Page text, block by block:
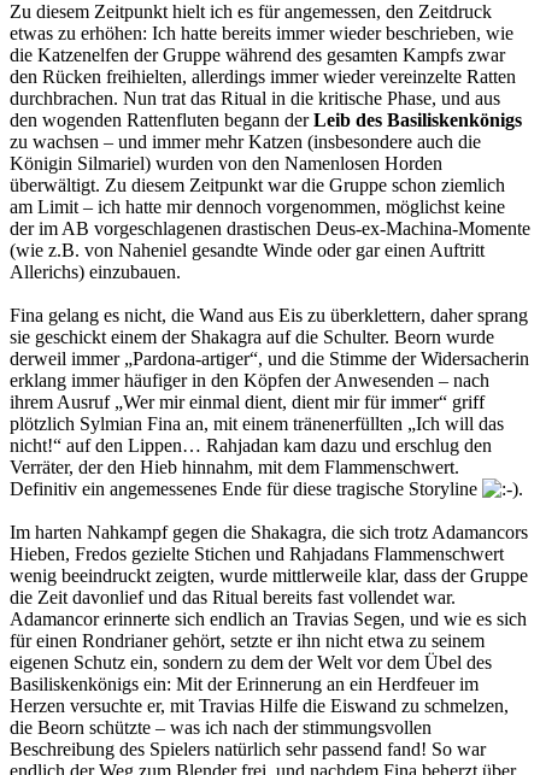
Zu diesem Zeitpunkt hielt ich es für angemessen, den Zeitdruck
etwas zu erhöhen: Ich hatte bereits immer wieder beschrieben, wie
die Katzenelfen der Gruppe während des gesamten Kampfs zwar
den Rücken freihielten, allerdings immer wieder vereinzelte Ratten
durchbrachen. Nun trat das Ritual in die kritische Phase, und aus
den wogenden Rattenfluten begann derLeib des Basiliskenkönigs
zu wachsen – und immer mehr Katzen (insbesondere auch die
Königin Silmariel) wurden von den Namenlosen Horden
überwältigt. Zu diesem Zeitpunkt war die Gruppe schon ziemlich
am Limit – ich hatte mir dennoch vorgenommen, möglichst keine
der im AB vorgeschlagenen drastischen Deus-ex-Machina-Momente
(wie z.B. von Naheniel gesandte Winde oder gar einen Auftritt
Allerichs) einzubauen.
Fina gelang es nicht, die Wand aus Eis zu überklettern, daher sprang
sie geschickt einem der Shakagra auf die Schulter. Beorn wurde
derweil immer „Pardona-artiger“, und die Stimme der Widersacherin
erklang immer häufiger in den Köpfen der Anwesenden – nach
ihrem Ausruf „Wer mir einmal dient, dient mir für immer“ griff
plötzlich Sylmian Fina an, mit einem tränenerfüllten „Ich will das
nicht!“ auf den Lippen… Rahjadan kam dazu und erschlug den
Verräter, der den Hieb hinnahm, mit dem Flammenschwert.
Definitiv ein angemessenes Ende für diese tragische Storyline
.
Im harten Nahkampf gegen die Shakagra, die sich trotz Adamancors
Hieben, Fredos gezielte Stichen und Rahjadans Flammenschwert
wenig beeindruckt zeigten, wurde mittlerweile klar, dass der Gruppe
die Zeit davonlief und das Ritual bereits fast vollendet war.
Adamancor erinnerte sich endlich an Travias Segen, und wie es sich
für einen Rondrianer gehört, setzte er ihn nicht etwa zu seinem
eigenen Schutz ein, sondern zu dem der Welt vor dem Übel des
Basiliskenkönigs ein: Mit der Erinnerung an ein Herdfeuer im
Herzen versuchte er, mit Travias Hilfe die Eiswand zu schmelzen,
die Beorn schützte – was ich nach der stimmungsvollen
Beschreibung des Spielers natürlich sehr passend fand! So war